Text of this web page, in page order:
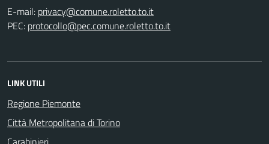
E-mail:
PEC:
LINK UTILI
Regione Piemonte
Città Metropolitana di Torino